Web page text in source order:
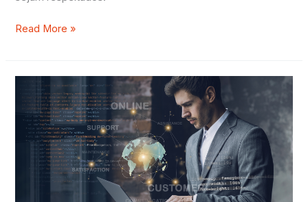
Read More »
Transição
ISO
27001:2022
Informações